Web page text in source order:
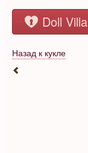
Doll Villa
Назад к кукле